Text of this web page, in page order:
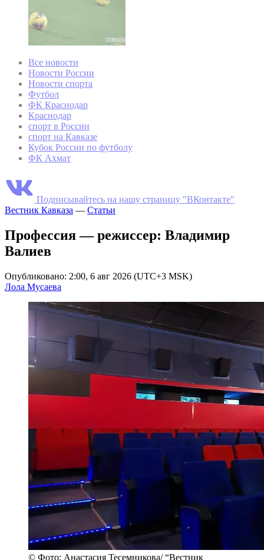
Все новости
Новости России
Новости спорта
Футбол
ФК Краснодар
Краснодар
спорт в России
спорт на Кавказе
Кубок России по футболу
ФК Ахмат
Подписывайтесь на нашу страницу "ВКонтакте"
Вестник Кавказа — Статьи
Профессия — режиссер: Владимир
Валиев
Опубликовано: 2:00, 6 авг 2026 (UTC+3 MSK)
Лола Мусаева
© Фото: Анастасия Тесемникова/ “Вестник